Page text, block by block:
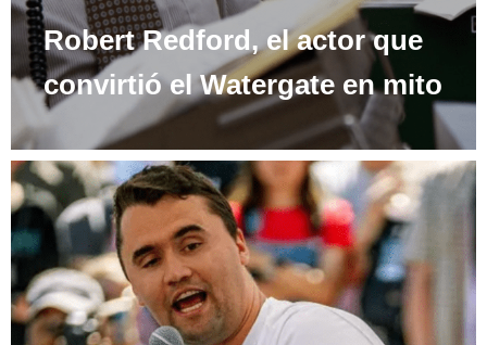
Robert Redford, el actor que
convirtió el Watergate en mito